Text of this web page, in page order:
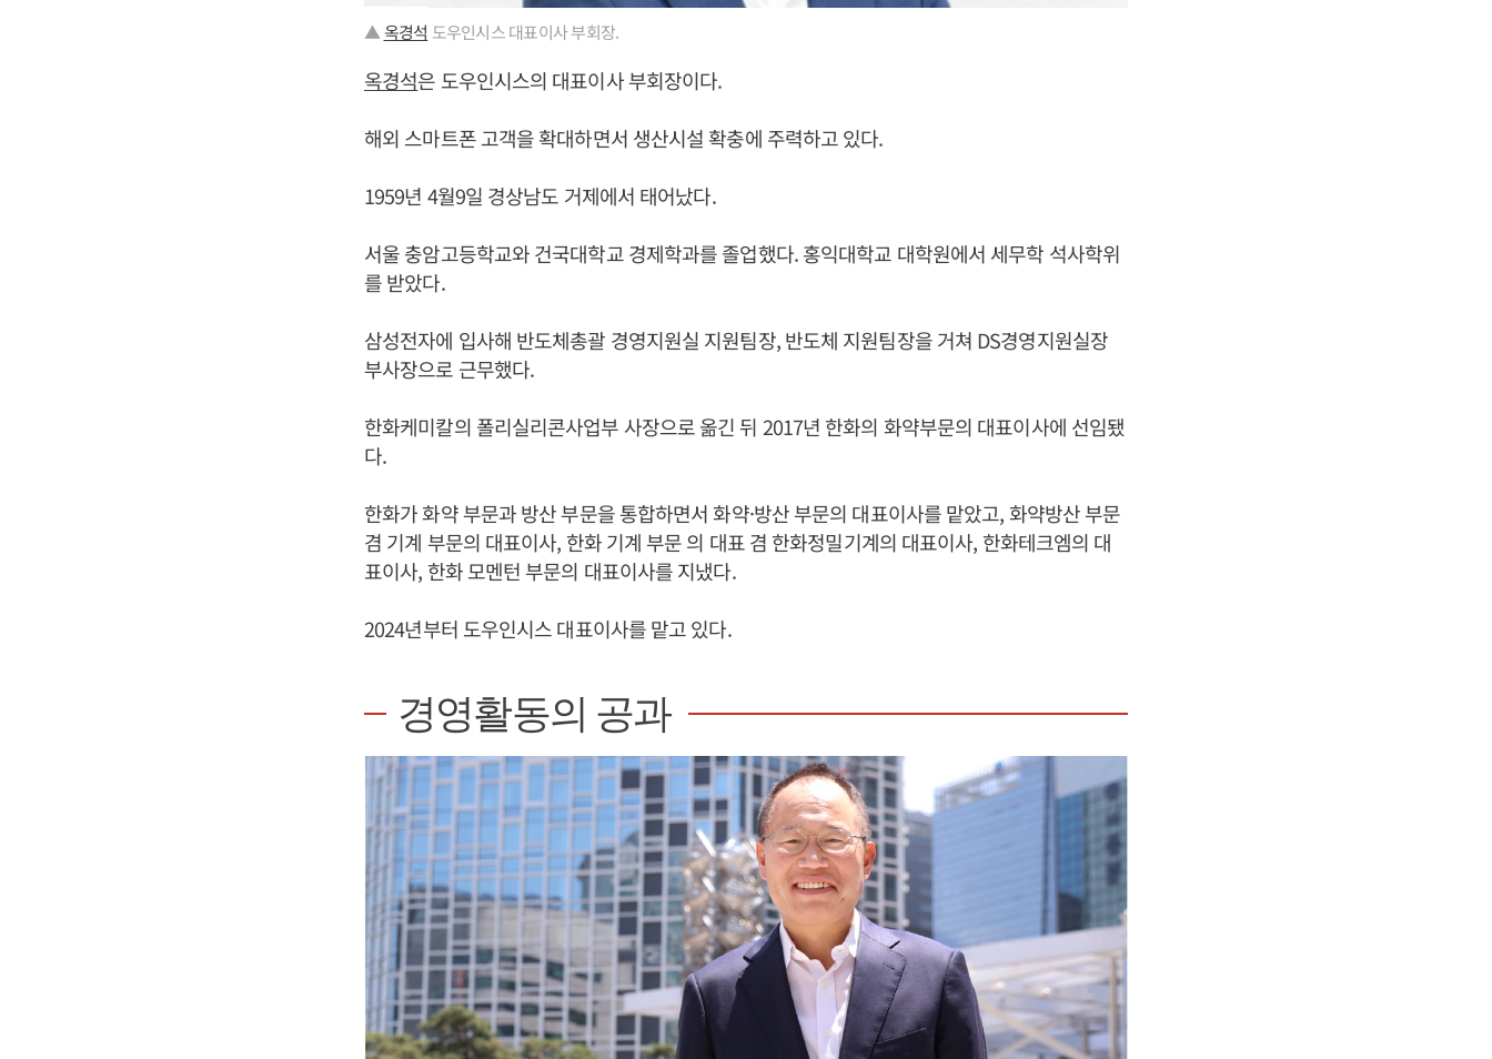
▲옥경석 도우인시스 대표이사 부회장.
옥경석은 도우인시스의 대표이사 부회장이다.
해외 스마트폰 고객을 확대하면서 생산시설 확충에 주력하고 있다.
1959년 4월9일 경상남도 거제에서 태어났다.
서울 충암고등학교와 건국대학교 경제학과를 졸업했다. 홍익대학교 대학원에서 세무학 석사학위
를 받았다.
삼성전자에 입사해 반도체총괄 경영지원실 지원팀장, 반도체 지원팀장을 거쳐 DS경영지원실장
부사장으로 근무했다.
한화케미칼의 폴리실리콘사업부 사장으로 옮긴 뒤 2017년 한화의 화약부문의 대표이사에 선임됐
다.
한화가 화약 부문과 방산 부문을 통합하면서 화약·방산 부문의 대표이사를 맡았고, 화약방산 부문
겸 기계 부문의 대표이사, 한화 기계 부문 의 대표 겸 한화정밀기계의 대표이사, 한화테크엠의 대
표이사, 한화 모멘턴 부문의 대표이사를 지냈다.
2024년부터 도우인시스 대표이사를 맡고 있다.
경영활동의 공과